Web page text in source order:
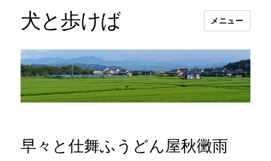
犬と歩けば メニュー
早々と仕舞ふうどん屋秋黴雨